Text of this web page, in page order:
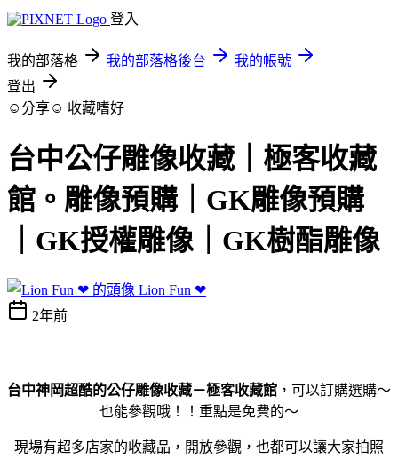
登入
我的部落格 我的部落格後台
我的帳號
登出
☺分享☺ 收藏嗜好
台中公仔雕像收藏｜極客收藏
館。雕像預購｜GK雕像預購
｜GK授權雕像｜GK樹酯雕像
Lion Fun ❤
2年前
台中神岡超酷的公仔雕像收藏－極客收藏館 ，可以訂購選購～
也能參觀哦！！重點是免費的～
現場有超多店家的收藏品，開放參觀，也都可以讓大家拍照